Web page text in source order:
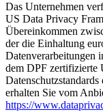
Das Unternehmen
US Data Privacy
Übereinkommen
der die Einhaltung
Datenverarbeitungen
dem DPF zertifizierte
erhalten Sie vom
https://